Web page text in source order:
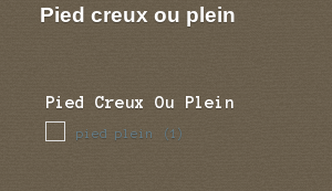
Pied creux ou plein
Pied Creux Ou Plein
pied plein (1)